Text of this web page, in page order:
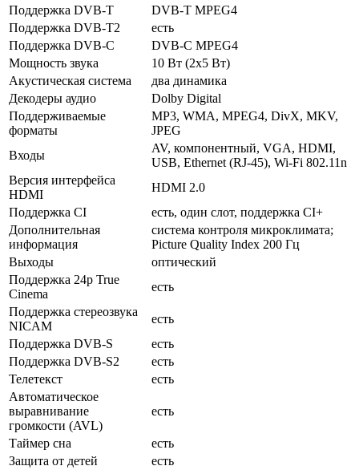
Поддержка DVB-T
DVB-T MPEG4
Поддержка DVB-T2
есть
Поддержка DVB-C
DVB-C MPEG4
Мощность звука
10 Вт (2х5 Вт)
Акустическая система
два динамика
Декодеры аудио
Dolby Digital
Поддерживаемые
форматы
MP3, WMA, MPEG4, DivX, MKV,
JPEG
Входы
AV, компонентный, VGA, HDMI,
USB, Ethernet (RJ-45), Wi-Fi 802.11n
Версия интерфейса
HDMI
HDMI 2.0
Поддержка CI
есть, один слот, поддержка CI+
Дополнительная
информация
система контроля микроклимата;
Picture Quality Index 200 Гц
Выходы
оптический
Поддержка 24p True
Cinema
есть
Поддержка стереозвука
NICAM
есть
Поддержка DVB-S
есть
Поддержка DVB-S2
есть
Телетекст
есть
Автоматическое
выравнивание
громкости (AVL)
есть
Таймер сна
есть
Защита от детей
есть